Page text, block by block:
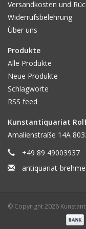
Sonstiges / Erhaltung
Provenienz /
u. mit leichten
L. Meyer, Hbg., Coll.-
Preis ( € ) :200
Versandkosten und
Widerrufsbelehrung
Über uns
Produkte
Alle Produkte
Neue Produkte
Schlagworte
RSS feed
Kunstantiquariat
Amalienstraße 14A
+49 89 49003937
antiquariat-
© Copyright 2026